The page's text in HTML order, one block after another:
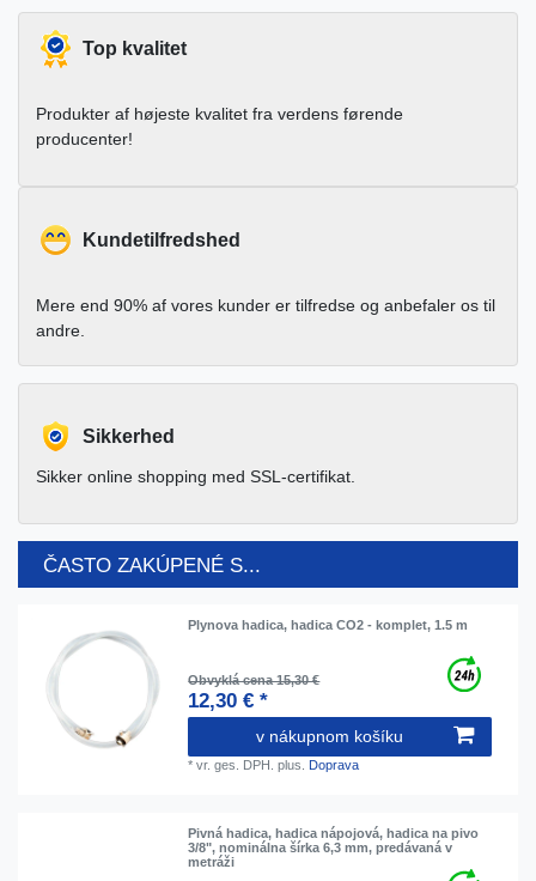
Top kvalitet
Produkter af højeste kvalitet fra verdens førende
producenter!
Kundetilfredshed
Mere end 90% af vores kunder er tilfredse og anbefaler os til
andre.
Sikkerhed
Sikker online shopping med SSL-certifikat.
ČASTO ZAKÚPENÉ S...
Plynova hadica, hadica CO2 - komplet, 1.5 m
Obvyklá cena 15,30 €
12,30 € *
v nákupnom košíku
*vr. ges. DPH. plus. Doprava
Pivná hadica, hadica nápojová, hadica na pivo
3/8", nominálna šírka 6,3 mm, predávaná v
metráži